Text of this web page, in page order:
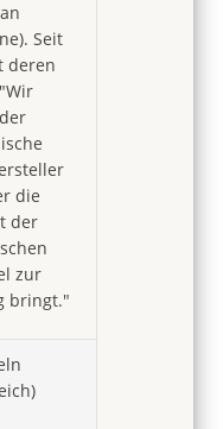
Seit
deren
die
der
zur
bringt."